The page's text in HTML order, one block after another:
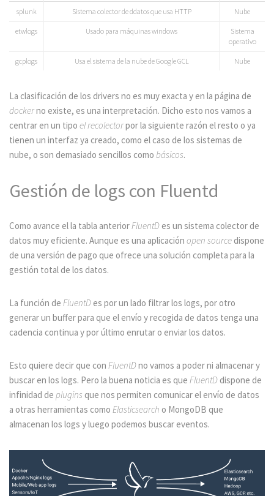
splunk Sistema colector de ddatos que usa HTTP Nube
etwlogs Usado para máquinas windows
Sistema
operativo
gcplogs Usa el sistema de la nube de Google GCL Nube
La clasificación de los drivers no es muy exacta y en la página de
dockerno existe, es una interpretación. Dicho esto nos vamos a
centrar en un tipo el recolectorpor la siguiente razón el resto o ya
tienen un interfaz ya creado, como el caso de los sistemas de
nube, o son demasiado sencillos como básicos.
Gestión de logs con Fluentd
Como avance el la tabla anteriorFluentD es un sistema colector de
datos muy eficiente. Aunque es una aplicación open source dispone
de una versión de pago que ofrece una solución completa para la
gestión total de los datos.
La función de FluentD es por un lado filtrar los logs, por otro
generar un buffer para que el envío y recogida de datos tenga una
cadencia continua y por último enrutar o enviar los datos.
Esto quiere decir que con FluentDno vamos a poder ni almacenar y
buscar en los logs. Pero la buena noticia es que FluentD dispone de
infinidad de plugins que nos permiten comunicar el envío de datos
a otras herramientas como Elasticsearch o MongoDB que
almacenan los logs y luego podemos buscar eventos.